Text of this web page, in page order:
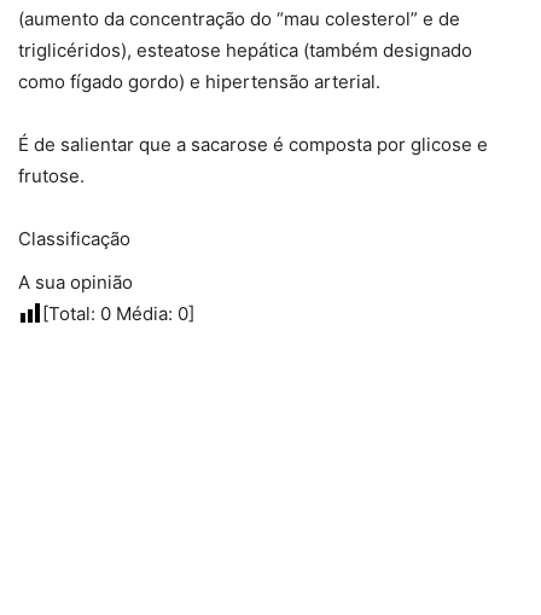
(aumento da concentração do “mau colesterol” e de
triglicéridos), esteatose hepática (também designado
como fígado gordo) e hipertensão arterial.
É de salientar que a sacarose é composta por glicose e
frutose.
Classificação
A sua opinião
[Total: 0 Média: 0]